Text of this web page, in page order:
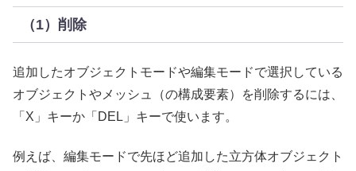
（1）削除
追加したオブジェクトモードや編集モードで選択している
オブジェクトやメッシュ（の構成要素）を削除するには、
「X」キーか「DEL」キーで使います。
例えば、編集モードで先ほど追加した立方体オブジェクト